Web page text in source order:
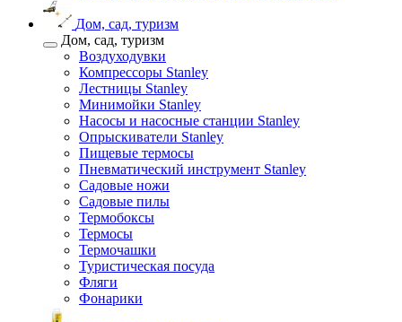
Дом, сад, туризм
Дом, сад, туризм
Воздуходувки
Компрессоры Stanley
Лестницы Stanley
Минимойки Stanley
Насосы и насосные станции Stanley
Опрыскиватели Stanley
Пищевые термосы
Пневматический инструмент Stanley
Садовые ножи
Садовые пилы
Термобоксы
Термосы
Термочашки
Туристическая посуда
Фляги
Фонарики